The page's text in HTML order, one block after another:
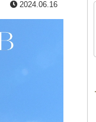
2024.06.16